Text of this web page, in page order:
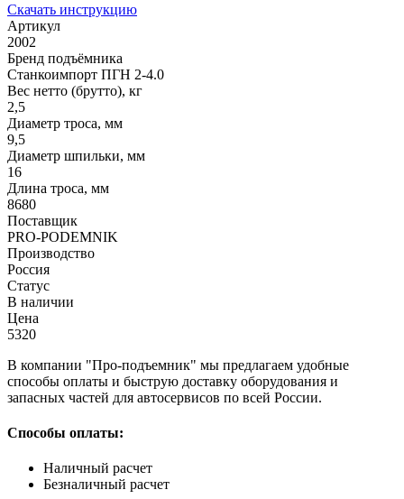
Скачать инструкцию
Артикул
2002
Бренд подъёмника
Станкоимпорт ПГН 2-4.0
Вес нетто (брутто), кг
2,5
Диаметр троса, мм
9,5
Диаметр шпильки, мм
16
Длина троса, мм
8680
Поставщик
PRO-PODEMNIK
Производство
Россия
Статус
В наличии
Цена
5320
В компании "Про-подъемник" мы предлагаем удобные
способы оплаты и быструю доставку оборудования и
запасных частей для автосервисов по всей России.
Способы оплаты:
Наличный расчет
Безналичный расчет